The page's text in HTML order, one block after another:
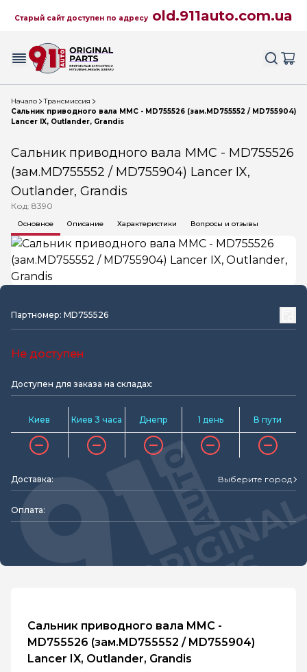
Старый сайт доступен по адресу old.911auto.com.ua
Начало
Трансмиссия
Сальник приводного вала MMC - MD755526 (зам.MD755552 / MD755904)
Lancer IX, Outlander, Grandis
Сальник приводного вала MMC - MD755526
(зам.MD755552 / MD755904) Lancer IX,
Outlander, Grandis
Код: 8390
Основное Описание Характеристики Вопросы и отзывы
Партномер: MD755526
Не доступен
Доступен для заказа на складах:
Киев Киев 3 часа Днепр 1 день В пути
Доставка: Выберите город
Оплата:
Сальник приводного вала MMC -
MD755526 (зам.MD755552 / MD755904)
Lancer IX, Outlander, Grandis